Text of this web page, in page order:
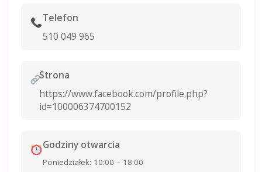
Telefon
510 049 965
Strona
https://www.facebook.com/profile.php?
id=100006374700152
Godziny otwarcia
Poniedziałek: 10:00 – 18:00